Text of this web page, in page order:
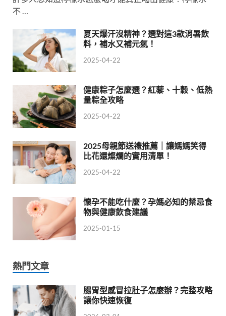
不 …
夏天爆汗沒精神？選對這3款消暑飲
料，補水又補元氣！
2025-04-22
健康粽子怎麼選？紅藜、十穀、低熱
量粽全攻略
2025-04-22
2025母親節送禮推薦｜讓媽媽笑得
比花還燦爛的實用清單！
2025-04-22
懷孕不能吃什麼？孕媽必知的禁忌食
物與健康飲食建議
2025-01-15
熱門文章
腸胃型感冒拉肚子怎麼辦？完整攻略
讓你快速恢復